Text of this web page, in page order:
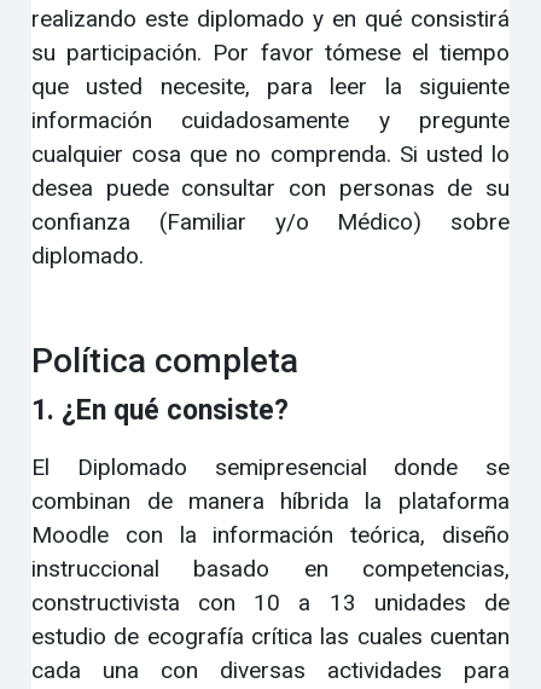
realizando este diplomado y en qué consistirá
su participación. Por favor tómese el tiempo
que usted necesite, para leer la siguiente
información cuidadosamente y pregunte
cualquier cosa que no comprenda. Si usted lo
desea puede consultar con personas de su
confianza (Familiar y/o Médico) sobre
diplomado.
Política completa
1. ¿En qué consiste?
El Diplomado semipresencial donde se
combinan de manera híbrida la plataforma
Moodle con la información teórica, diseño
instruccional basado en competencias,
constructivista con 10 a 13 unidades de
estudio de ecografía crítica las cuales cuentan
cada una con diversas actividades para